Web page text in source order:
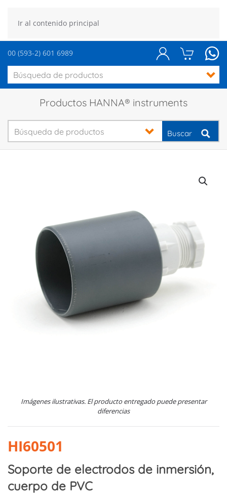
Ir al contenido principal
00 (593-2) 601 6989
Productos HANNA® instruments
Buscar
Imágenes ilustrativas. El producto entregado puede presentar
diferencias
HI60501
Soporte de electrodos de inmersión,
cuerpo de PVC